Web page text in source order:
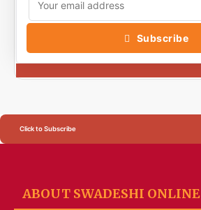
Subscribe
Click to Subscribe
ABOUT SWADESHI ONLINE